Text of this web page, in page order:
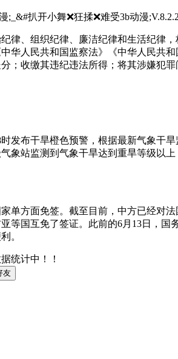
扒开小舞❌狂揉❌难受3b动漫
织纪律、廉洁纪律和生活纪律，构
华人民共和国监察法》《中华人民共
；收缴其违纪违法所得；将其涉嫌犯
;
旱橙色预警，根据最新气象干旱监
象站监测到气象干旱达到重旱等级以
;
免签。截至目前，中方已经对法国
等国互免了签证。此前的6月13日，
。
统计中！！